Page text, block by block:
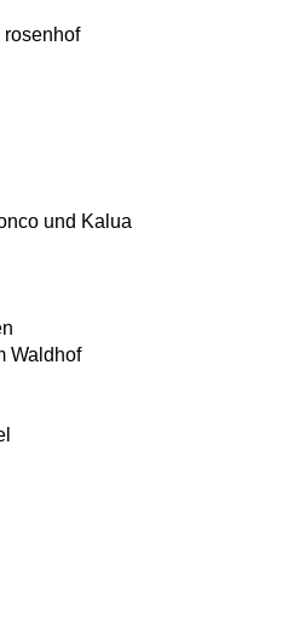
rosenhof
und Kalua
Waldhof